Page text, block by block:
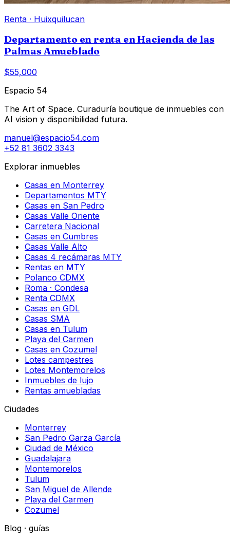
Renta · Huixquilucan
Departamento en renta en Hacienda de las
Palmas Amueblado
$55,000
Espacio 54
The Art of Space. Curaduría boutique de inmuebles con
AI vision y disponibilidad futura.
manuel@espacio54.com
+52 81 3602 3343
Explorar inmuebles
Casas en Monterrey
Departamentos MTY
Casas en San Pedro
Casas Valle Oriente
Carretera Nacional
Casas en Cumbres
Casas Valle Alto
Casas 4 recámaras MTY
Rentas en MTY
Polanco CDMX
Roma · Condesa
Renta CDMX
Casas en GDL
Casas SMA
Casas en Tulum
Playa del Carmen
Casas en Cozumel
Lotes campestres
Lotes Montemorelos
Inmuebles de lujo
Rentas amuebladas
Ciudades
Monterrey
San Pedro Garza García
Ciudad de México
Guadalajara
Montemorelos
Tulum
San Miguel de Allende
Playa del Carmen
Cozumel
Blog · guías